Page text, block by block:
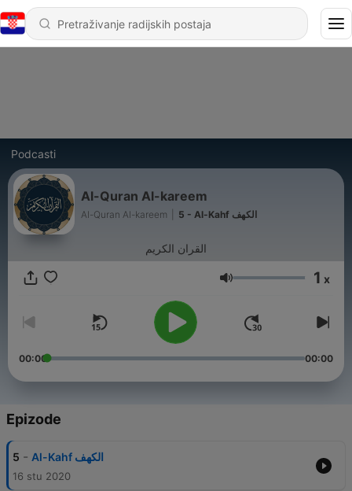
Podcasti
Al-Quran Al-kareem
Al-Quran Al-kareem 5 - Al-Kahf الكهف
القران الكريم
Glasnoća 1 x
00:00 00:00
Epizode
5 - Al-Kahf الكهف
16 stu 2020